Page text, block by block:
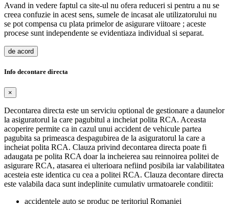
Avand in vedere faptul ca site-ul nu ofera reduceri si pentru a nu se
creea confuzie in acest sens, sumele de incasat ale utilizatorului nu
se pot compensa cu plata primelor de asigurare viitoare ; aceste
procese sunt independente se evidentiaza individual si separat.
de acord
Info decontare directa
×
Decontarea directa este un serviciu optional de gestionare a daunelor
la asiguratorul la care pagubitul a incheiat polita RCA. Aceasta
acoperire permite ca in cazul unui accident de vehicule partea
pagubita sa primeasca despagubirea de la asiguratorul la care a
incheiat polita RCA. Clauza privind decontarea directa poate fi
adaugata pe polita RCA doar la incheierea sau reinnoirea politei de
asigurare RCA, atasarea ei ulterioara nefiind posibila iar valabilitatea
acesteia este identica cu cea a politei RCA. Clauza decontare directa
este valabila daca sunt indeplinite cumulativ urmatoarele conditii:
accidentele auto se produc pe teritoriul Romaniei